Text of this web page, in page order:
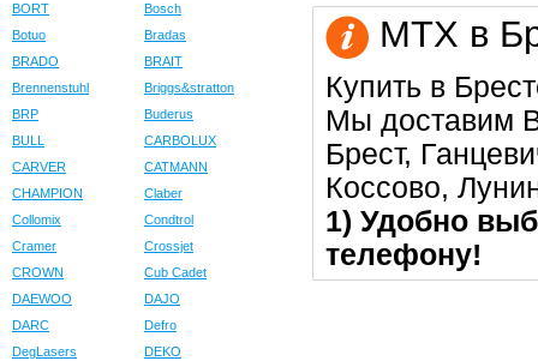
BORT
Bosch
Botuo
Bradas
BRADO
BRAIT
Brennenstuhl
Briggs&stratton
BRP
Buderus
BULL
CARBOLUX
CARVER
CATMANN
CHAMPION
Claber
Collomix
Condtrol
Cramer
Crossjet
CROWN
Cub Cadet
DAEWOO
DAJO
DARC
Defro
DegLasers
DEKO
МТХ в
Купить в
Мы доставим
Брест,
Коссово,
1) Удобно
телефону!